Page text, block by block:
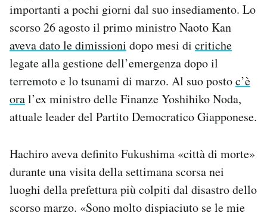
Area Personale
Newsletter
Notifiche mobile
Regala il Post
Hai bisogno di aiuto?
Esci
importanti a pochi giorni dal suo insediamento. Lo
scorso 26 agosto il primo ministro Naoto Kan
aveva dato le dimissioni dopo mesi di critiche
legate alla gestione dell’emergenza dopo il
terremoto e lo tsunami di marzo. Al suo postoc’è
oral’ex ministro delle Finanze Yoshihiko Noda,
attuale leader del Partito Democratico Giapponese.
Hachiro aveva definito Fukushima «città di morte»
durante una visita della settimana scorsa nei
luoghi della prefettura più colpiti dal disastro dello
scorso marzo. «Sono molto dispiaciuto se le mie